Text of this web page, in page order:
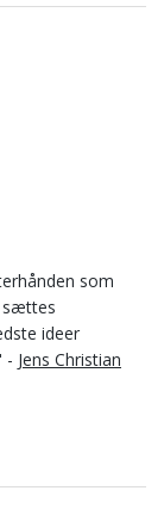
som
sættes
ideer
- Jens Christian